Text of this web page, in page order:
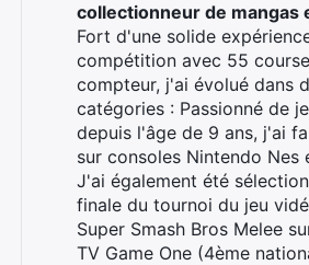
collectionneur de mangas
Fort d'une solide
compétition avec 55
compteur, j'ai évolué dans
catégories : Passionné de
depuis l'âge de 9 ans, j'ai
sur consoles Nintendo Nes
J'ai également été
finale du tournoi du jeu
Super Smash Bros Melee
TV Game One (4ème